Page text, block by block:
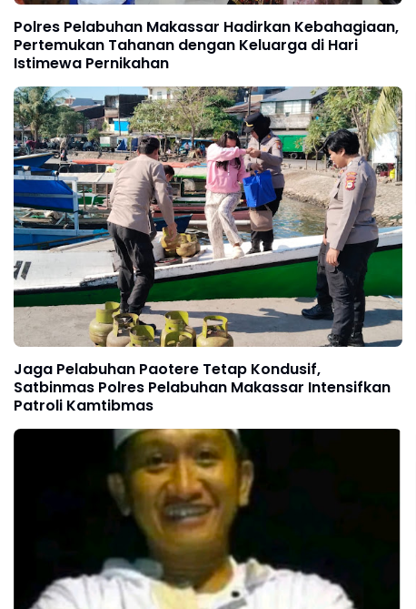
Polres Pelabuhan Makassar Hadirkan Kebahagiaan,
Pertemukan Tahanan dengan Keluarga di Hari
Istimewa Pernikahan
Jaga Pelabuhan Paotere Tetap Kondusif,
Satbinmas Polres Pelabuhan Makassar Intensifkan
Patroli Kamtibmas